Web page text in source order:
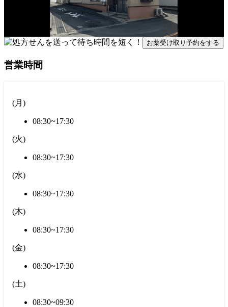
お薬受け取り予約をする
営業時間
(月 )
08:30~17:30
(火)
08:30~17:30
(水)
08:30~17:30
(木)
08:30~17:30
(金)
08:30~17:30
(土)
08:30~09:30